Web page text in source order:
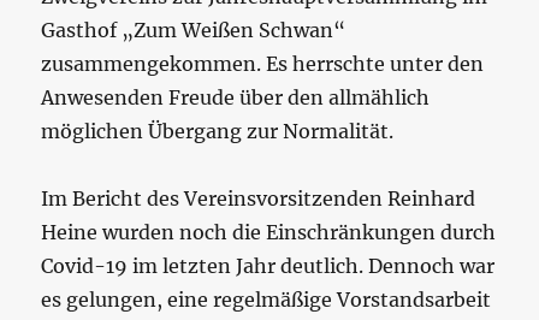
Gasthof „Zum Weißen Schwan“
zusammengekommen. Es herrschte unter den
Anwesenden Freude über den allmählich
möglichen Übergang zur Normalität.
Im Bericht des Vereinsvorsitzenden Reinhard
Heine wurden noch die Einschränkungen durch
Covid-19 im letzten Jahr deutlich. Dennoch war
es gelungen, eine regelmäßige Vorstandsarbeit